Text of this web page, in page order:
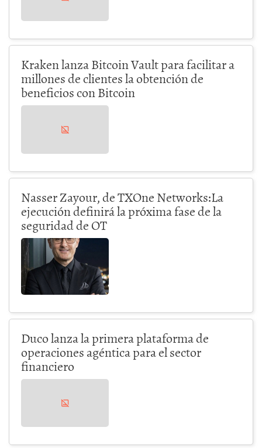
Kraken lanza Bitcoin Vault para facilitar a
millones de clientes la obtención de
beneficios con Bitcoin
Nasser Zayour, de TXOne Networks:La
ejecución definirá la próxima fase de la
seguridad de OT
Duco lanza la primera plataforma de
operaciones agéntica para el sector
financiero